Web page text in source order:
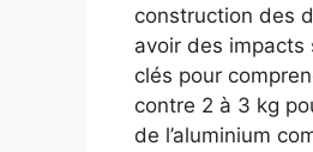
construction des
avoir des impacts
clés pour
contre 2 à 3 kg
de l’aluminium